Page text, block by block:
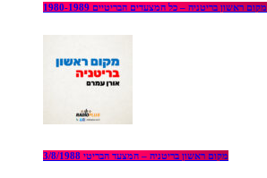
מקום ראשון בריטניה – כל המצעדים הבריטיים 1980-1989
מקום ראשון בריטניה – המצעד הבריטי 3/8/1988